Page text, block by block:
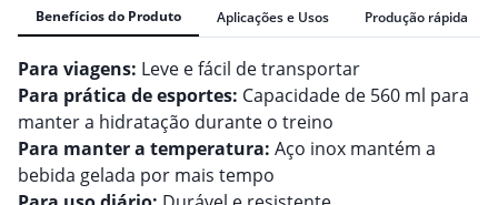
Benefícios do Produto Aplicações e Usos Produção rápida
Para viagens: Leve e fácil de transportar
Para prática de esportes: Capacidade de 560 ml para
manter a hidratação durante o treino
Para manter a temperatura: Aço inox mantém a
bebida gelada por mais tempo